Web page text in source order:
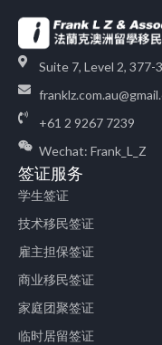
Suite 7, Level 2, 377-
+61 2 9267 7239
Wechat: Frank_L_Z
签证服务
学生签证
技术移民签证
雇主担保签证
商业移民签证
家庭团聚签证
临时居留签证